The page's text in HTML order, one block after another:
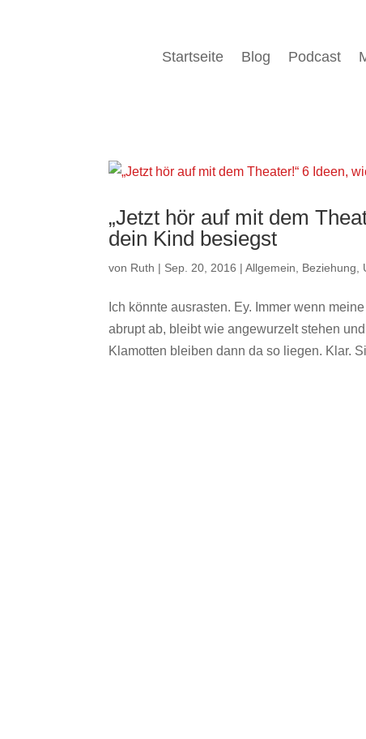
Startseite Blog Podcast
„Jetzt hör auf mit dem
dein Kind besiegst
von Ruth | Sep. 20, 2016 |Allgemein Beziehung
Ich könnte ausrasten. Ey. Immer wenn
abrupt ab, bleibt wie angewurzelt stehen
Klamotten bleiben dann da so liegen. Klar.